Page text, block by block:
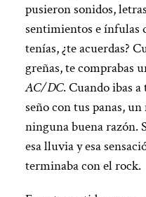
pusieron sonidos,
sentimientos e ínfulas
tenías, ¿te acuerdas?
greñas, te comprabas
AC/DC. Cuando ibas
seño con tus panas,
ninguna buena razón.
esa lluvia y esa
terminaba con el rock.